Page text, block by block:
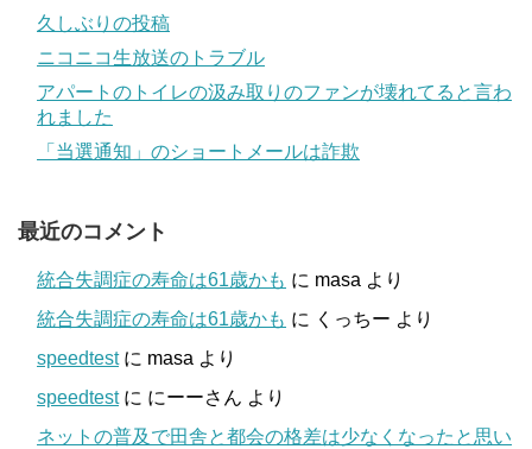
久しぶりの投稿
ニコニコ生放送のトラブル
アパートのトイレの汲み取りのファンが壊れてると言わ
れました
「当選通知」のショートメールは詐欺
最近のコメント
統合失調症の寿命は61歳かも に masa より
統合失調症の寿命は61歳かも に くっちー より
speedtestに masa より
speedtestに にーーさん より
ネットの普及で田舎と都会の格差は少なくなったと思い